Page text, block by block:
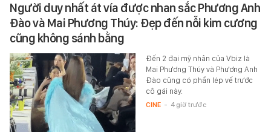
Người duy nhất át vía được nhan sắc Phương Anh
Đào và Mai Phương Thúy: Đẹp đến nỗi kim cương
cũng không sánh bằng
Đến 2 đại mỹ nhân của Vbiz là
Mai Phương Thúy và Phương Anh
Đào cũng có phần lép vế trước
cô gái này.
CINE - 4 giờ trước